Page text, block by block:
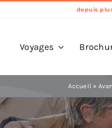
Voyages
Accueil »